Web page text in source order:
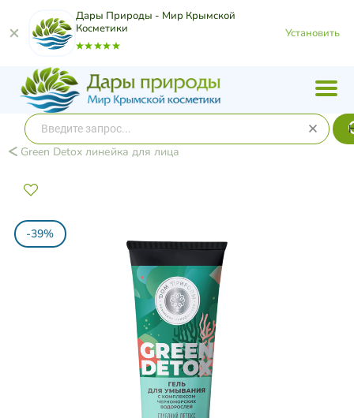
Дары Природы - Мир Крымской
Косметики
Установить
Green Detox линейка для лица
-39%